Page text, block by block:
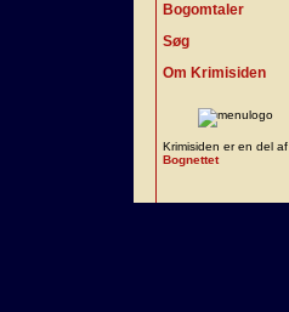
Bogomtaler
Søg
Om Krimisiden
Krimisiden er en del af
Bognettet